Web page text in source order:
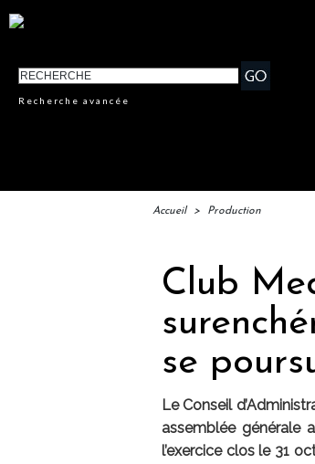
Recherche avancée
Accueil > Production
Club
se
Le Conseil
assemblée générale
l’exercice clos le 31